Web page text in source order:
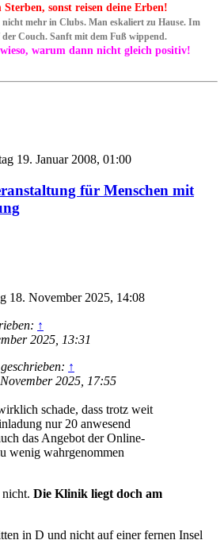
Sterben, sonst reisen deine Erben!
mehr in Clubs. Man eskaliert zu Hause. Im
Couch. Sanft mit dem Fuß wippend.
warum dann nicht gleich positiv!
19. Januar 2008, 01:00
für Menschen mit
18. November 2025, 14:08
↑
2025, 13:31
↑
2025, 17:55
schade, dass trotz weit
nur 20 anwesend
das Angebot der Online-
wenig wahrgenommen
Die Klinik liegt doch am
in D und nicht auf einer fernen Insel